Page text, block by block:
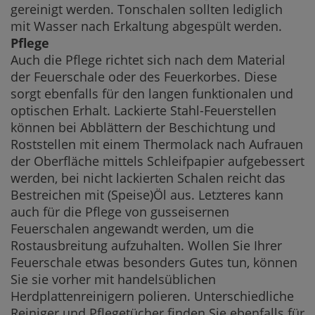
gereinigt werden. Tonschalen sollten lediglich
mit Wasser nach Erkaltung abgespült werden.
Pflege
Auch die Pflege richtet sich nach dem Material
der Feuerschale oder des Feuerkorbes. Diese
sorgt ebenfalls für den langen funktionalen und
optischen Erhalt. Lackierte Stahl-Feuerstellen
können bei Abblättern der Beschichtung und
Roststellen mit einem Thermolack nach Aufrauen
der Oberfläche mittels Schleifpapier aufgebessert
werden, bei nicht lackierten Schalen reicht das
Bestreichen mit (Speise)Öl aus. Letzteres kann
auch für die Pflege von gusseisernen
Feuerschalen angewandt werden, um die
Rostausbreitung aufzuhalten. Wollen Sie Ihrer
Feuerschale etwas besonders Gutes tun, können
Sie sie vorher mit handelsüblichen
Herdplattenreinigern polieren. Unterschiedliche